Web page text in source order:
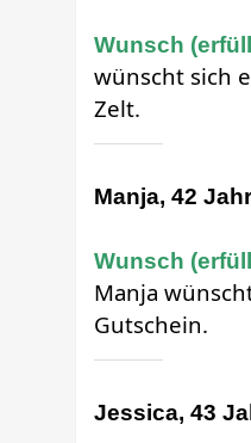
Wunsch
wünscht sich
Zelt.
Manja, 42
Wunsch
Manja
Gutschein.
Jessica, 43